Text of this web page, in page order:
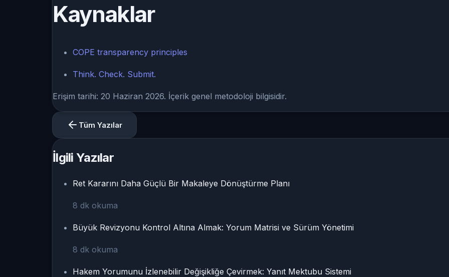
Kaynaklar
COPE transparency principles
Think. Check. Submit.
Erişim tarihi: 20 Haziran 2026. İçerik genel metodoloji bilgisidir.
Tüm Yazılar
İlgili Yazılar
Ret Kararını Daha Güçlü Bir Makaleye Dönüştürme Planı
8 dk okuma
Büyük Revizyonu Kontrol Altına Almak: Yorum Matrisi ve Sürüm Yönetimi
8 dk okuma
Hakem Yorumunu İzlenebilir Değişikliğe Çevirmek: Yanıt Mektubu Sistemi